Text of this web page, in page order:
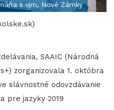
s vjm, Nové Zámky
SAAIC (Národná
zorganizovala 1. októbra
slávnostné odovzdávanie
pre jazyky 2019